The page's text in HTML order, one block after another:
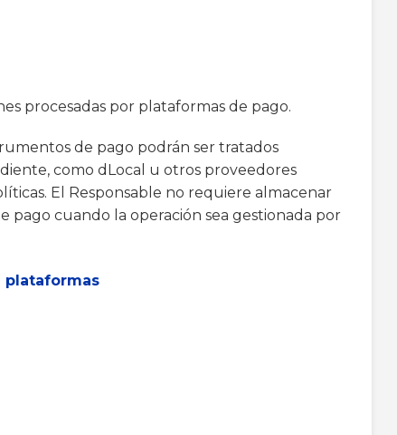
procesadas por plataformas de pago.
de pago podrán ser tratados
como dLocal u otros proveedores
El Responsable no requiere almacenar
cuando la operación sea gestionada por
plataformas